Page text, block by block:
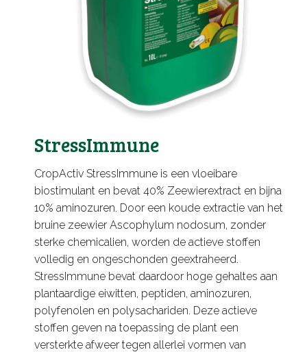
StressImmune
CropActiv StressImmune is een vloeibare
biostimulant en bevat 40% Zeewierextract en bijna
10% aminozuren. Door een koude extractie van het
bruine zeewier Ascophylum nodosum, zonder
sterke chemicalien, worden de actieve stoffen
volledig en ongeschonden geextraheerd.
StressImmune bevat daardoor hoge gehaltes aan
plantaardige eiwitten, peptiden, aminozuren,
polyfenolen en polysachariden. Deze actieve
stoffen geven na toepassing de plant een
versterkte afweer tegen allerlei vormen van